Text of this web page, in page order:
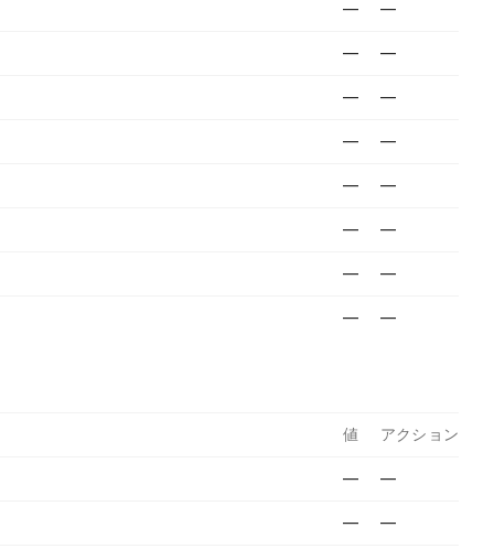
— —
— —
— —
— —
— —
— —
— —
— —
値 アクション
— —
— —